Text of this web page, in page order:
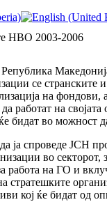
НВО 2003-2006
се
на фондови,
работат на
бидат во можност
спроведе ЈСН
во
работа на ГО и
стратешките
кој ќе бидат од